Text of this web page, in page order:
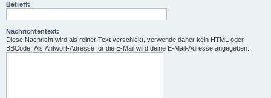
Betreff:
Nachrichtentext:
Diese Nachricht wird als reiner Text verschickt, verwende daher kein HTML oder
BBCode. Als Antwort-Adresse für die E-Mail wird deine E-Mail-Adresse angegeben.